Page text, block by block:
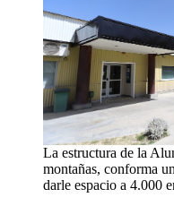
La estructura de la
montañas, conforma
darle espacio a 4.000